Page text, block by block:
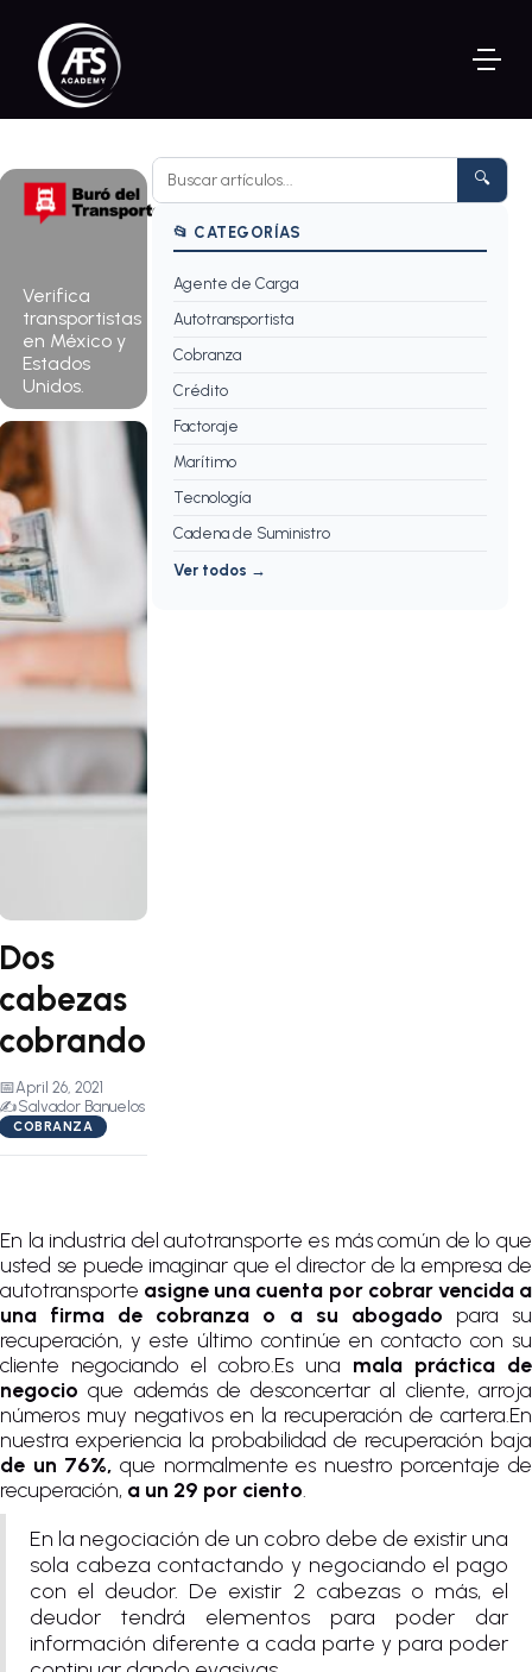
📅April 26, 2021
✍️Salvador Banuelos
COBRANZA
Verifica
transportistas
en México y
Estados
Unidos.
Dos
cabezas
cobrando
🔍
📂 CATEGORÍAS
Agente de Carga
Autotransportista
Cobranza
Crédito
Factoraje
Marítimo
Tecnología
Cadena de Suministro
Ver todos →
En la industria del autotransporte es más común de lo que
usted se puede imaginar que el director de la empresa de
autotransporte asigne una cuenta por cobrar vencida a
una firma de cobranza o a su abogado para su
recuperación, y este último continúe en contacto con su
cliente negociando el cobro.Es una mala práctica de
negocio que además de desconcertar al cliente, arroja
números muy negativos en la recuperación de cartera.En
nuestra experiencia la probabilidad de recuperación baja
de un 76%, que normalmente es nuestro porcentaje de
recuperación, a un 29 por ciento
En la negociación de un cobro debe de existir una
sola cabeza contactando y negociando el pago
con el deudor. De existir 2 cabezas o más, el
deudor tendrá elementos para poder dar
información diferente a cada parte y para poder